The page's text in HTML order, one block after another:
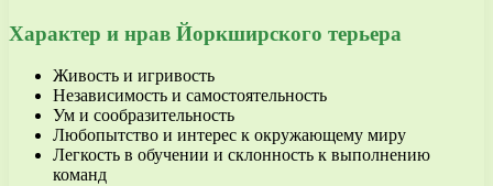
Характер и нрав Йоркширского терьера
Живость и игривость
Независимость и самостоятельность
Ум и сообразительность
Любопытство и интерес к окружающему миру
Легкость в обучении и склонность к выполнению
команд